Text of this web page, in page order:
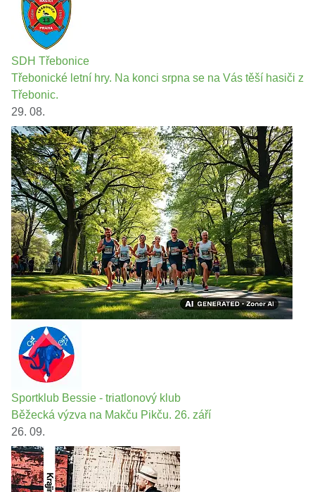
SDH Třebonice
Třebonické letní hry. Na konci srpna se na Vás těší hasiči z
Třebonic.
29. 08.
Sportklub Bessie - triatlonový klub
Běžecká výzva na Makču Pikču. 26. září
26. 09.